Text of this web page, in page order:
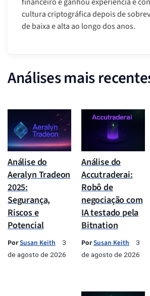
cultura criptográfica depois de
de baixa e alta ao longo dos anos.
Análises mais
Análise do
Aeralyn Tradeon
2025:
Segurança,
Riscos e
Potencial
PorSusan Keith
3
de agosto de 2026
Análise do
Accutraderai:
Robô de
negociação com
IA testado pela
Bitnation
PorSusan Keith
3
de agosto de 2026